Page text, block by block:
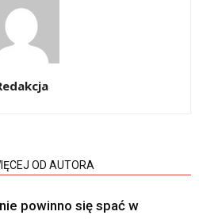
OD AUTORA
powinno się spać w